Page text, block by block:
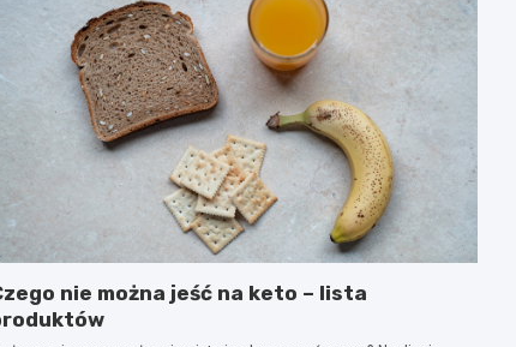
nie można jeść na keto – lista